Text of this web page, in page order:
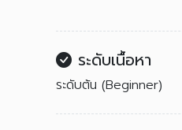
ระดับเนื้อหา
ระดับต้น (Beginner)